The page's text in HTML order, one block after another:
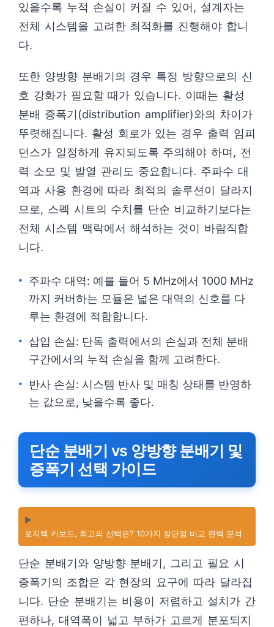
있을수록 누적 손실이 커질 수 있어, 설계자는
전체 시스템을 고려한 최적화를 진행해야 합니
다.
또한 양방향 분배기의 경우 특정 방향으로의 신
호 강화가 필요할 때가 있습니다. 이때는 활성
분배 증폭기(distribution amplifier)와의 차이가
뚜렷해집니다. 활성 회로가 있는 경우 출력 임피
던스가 일정하게 유지되도록 주의해야 하며, 전
력 소모 및 발열 관리도 중요합니다. 주파수 대
역과 사용 환경에 따라 최적의 솔루션이 달라지
므로, 스펙 시트의 수치를 단순 비교하기보다는
전체 시스템 맥락에서 해석하는 것이 바람직합
니다.
주파수 대역: 예를 들어 5 MHz에서 1000 MHz
까지 커버하는 모듈은 넓은 대역의 신호를 다
루는 환경에 적합합니다.
삽입 손실: 단독 출력에서의 손실과 전체 분배
구간에서의 누적 손실을 함께 고려한다.
반사 손실: 시스템 반사 및 매칭 상태를 반영하
는 값으로, 낮을수록 좋다.
단순 분배기 vs 양방향 분배기 및
증폭기 선택 가이드
▶️
로지텍 키보드, 최고의 선택은? 10가지 장단점 비교 완벽 분석
단순 분배기와 양방향 분배기, 그리고 필요 시
증폭기의 조합은 각 현장의 요구에 따라 달라집
니다. 단순 분배기는 비용이 저렴하고 설치가 간
편하나, 대역폭이 넓고 부하가 고르게 분포되지